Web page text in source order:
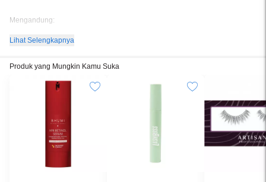
Mengandung:
1. Moisturizer untuk menjaga kelembaban kulit dan mencegah dehidrasi
2. Oil control
3. High performance particle powder
Lihat Selengkapnya
Produk yang Mungkin Kamu Suka